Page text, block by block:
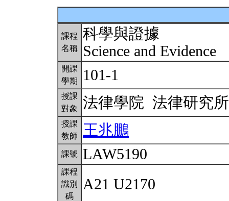
課程
名稱
科學與證據
Science and Evidence
開課
學期
101-1
授課
對象
法律學院 法律研究
授課
教師
王兆鵬
課號 LAW5190
課程
識別
碼
A21 U2170